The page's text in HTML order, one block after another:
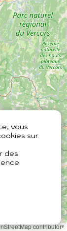
vous
sur
des
contributors